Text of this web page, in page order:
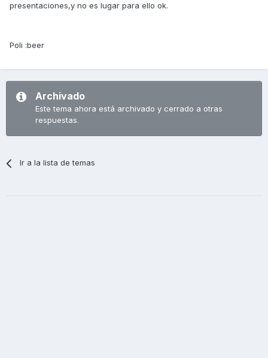
presentaciones,y no es lugar para ello ok.
Poli :beer
Archivado
Este tema ahora está archivado y cerrado a otras
respuestas.
Ir a la lista de temas